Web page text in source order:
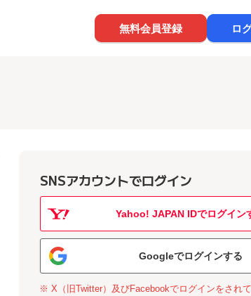
無料会員登録 ロ
SNSアカウントでログイン
Yahoo! JAPAN IDでログイン
Googleでログインする
※ X（旧Twitter）及びFacebookでログインをされ